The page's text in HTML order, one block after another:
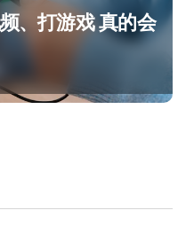
、打游戏 真的会